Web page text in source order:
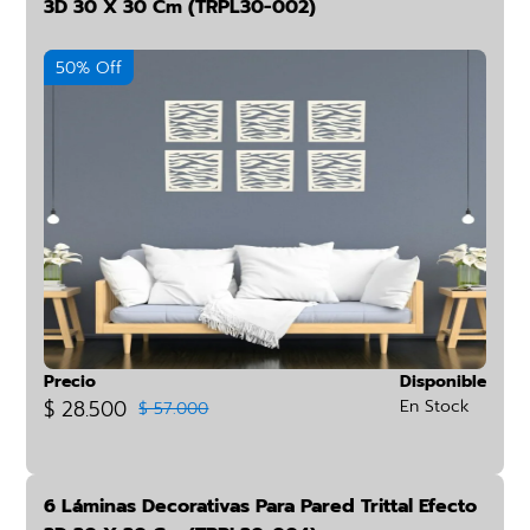
3D 30 X 30 Cm (TRPL30-002)
50% Off
Precio
$ 28.500 $ 57.000
Disponible
En Stock
6 Láminas Decorativas Para Pared Trittal Efecto